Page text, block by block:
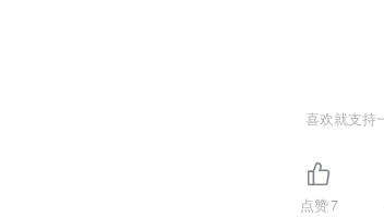
喜欢就支持
点赞7